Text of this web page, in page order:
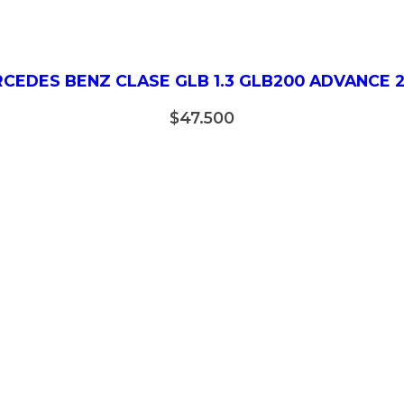
BENZ CLASE GLB 1.3 GLB200 ADVANCE
$47.500